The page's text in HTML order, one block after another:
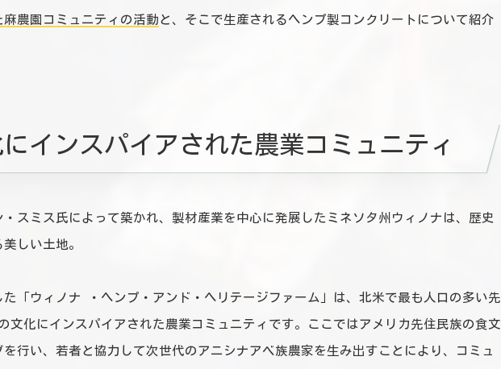
農園コミュニティの活動と、そこで生産されるヘンプ製コンクリートについて紹介
インスパイアされた農業コミュニティ
スミス氏によって築かれ、製材産業を中心に発展したミネソタ州ウィノナは、歴史
しい土地。
た「ウィノナ ・ヘンプ・アンド・ヘリテージファーム」は、北米で最も人口の多い先
文化にインスパイアされた農業コミュニティです。ここではアメリカ先住民族の食文
行い、若者と協力して次世代のアニシナアベ族農家を生み出すことにより、コミュ